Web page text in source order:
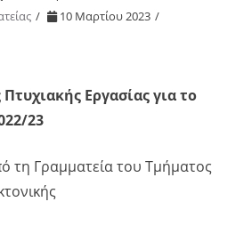
10 Μαρτίου 2023
Εργασίας για το
23
τη Γραμματεία του Τμήματος